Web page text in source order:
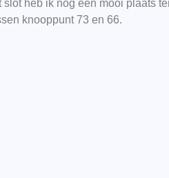
slot heb ik nog één mooi plaats
knooppunt 73 en 66.